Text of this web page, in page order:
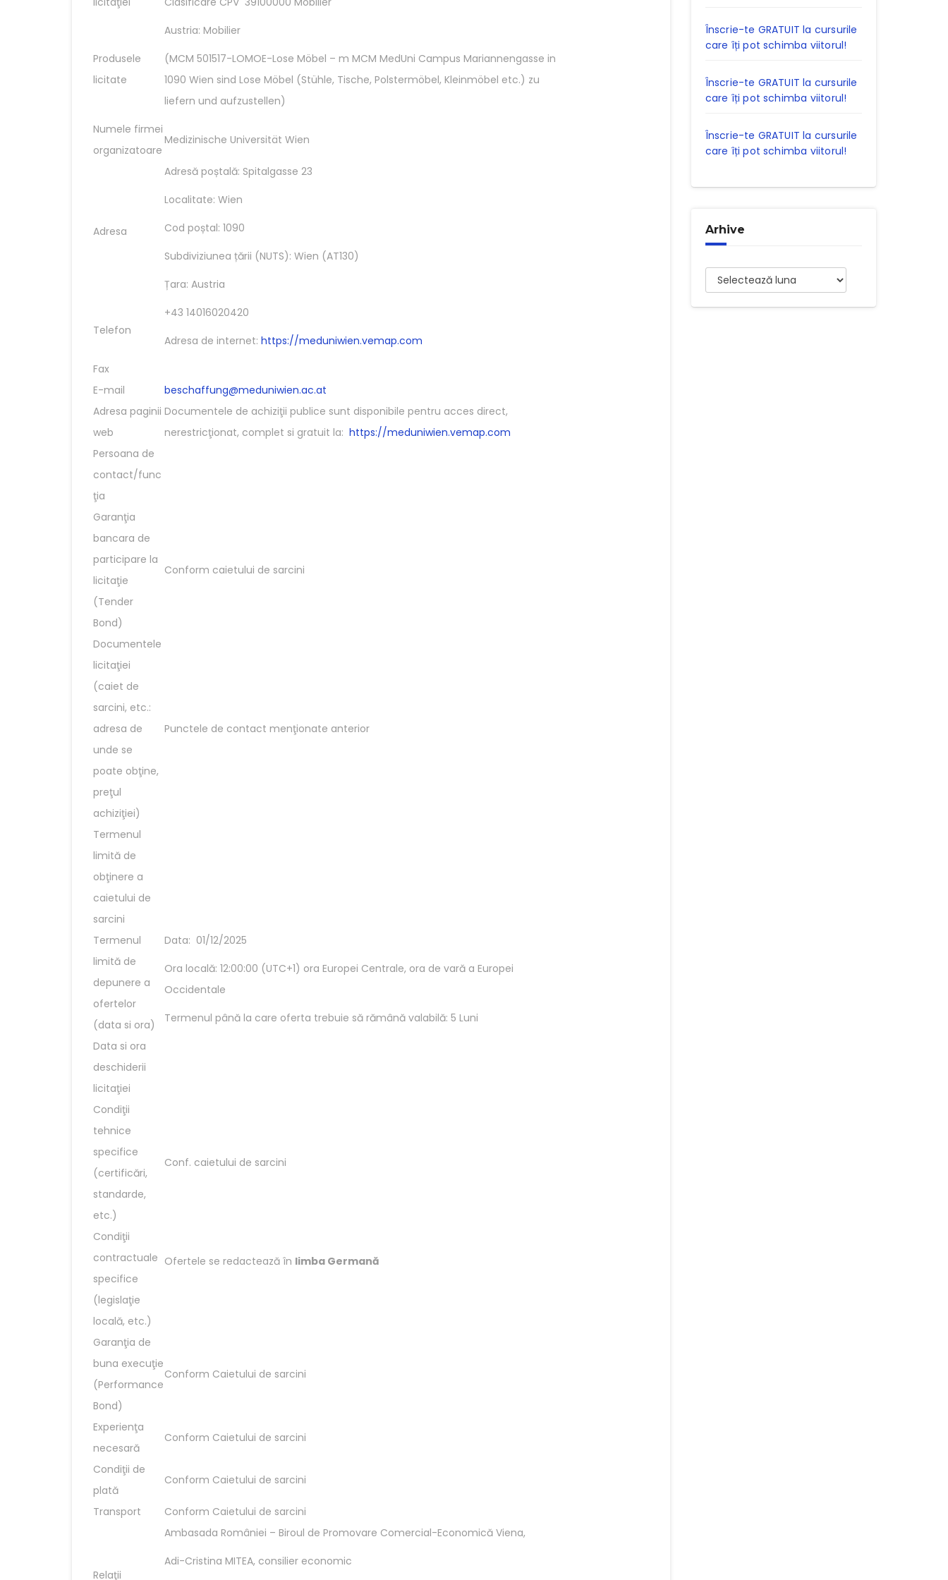
Produsele
licitate
Austria: Mobilier
(MCM 501517-LOMOE-Lose Möbel – m MCM MedUni Campus Mariannengasse in
1090 Wien sind Lose Möbel (Stühle, Tische, Polstermöbel, Kleinmöbel etc.) zu
liefern und aufzustellen)
Numele firmei
organizatoare
Medizinische Universität Wien
Adresa
Adresă poștală: Spitalgasse 23
Localitate: Wien
Cod poștal: 1090
Subdiviziunea țării (NUTS): Wien (AT130)
Țara: Austria
Telefon
+43 14016020420
Adresa de internet: https://meduniwien.vemap.com
Fax
E-mail
beschaffung@meduniwien.ac.at
Adresa paginii
web
Documentele de achiziţii publice sunt disponibile pentru acces direct,
nerestricţionat, complet si gratuit la: https://meduniwien.vemap.com
Persoana de
contact/func
ţia
Garanţia
bancara de
participare la
licitaţie
(Tender
Bond)
Conform caietului de sarcini
Documentele
licitaţiei
(caiet de
sarcini, etc.:
adresa de
unde se
poate obţine,
preţul
achiziţiei)
Punctele de contact menţionate anterior
Termenul
limită de
obţinere a
caietului de
sarcini
Termenul
limită de
depunere a
ofertelor
(data si ora)
Data: 01/12/2025
Ora locală: 12:00:00 (UTC+1) ora Europei Centrale, ora de vară a Europei
Occidentale
Termenul până la care oferta trebuie să rămână valabilă: 5 Luni
Data si ora
deschiderii
licitaţiei
Condiţii
tehnice
specifice
(certificări,
standarde,
etc.)
Conf. caietului de sarcini
Condiţii
contractuale
specifice
(legislaţie
locală, etc.)
Ofertele se redactează în limba Germană
Garanţia de
buna execuţie
(Performance
Bond)
Conform Caietului de sarcini
Experienţa
necesară
Conform Caietului de sarcini
Condiţii de
plată
Conform Caietului de sarcini
Transport Conform Caietului de sarcini
Relaţii
Ambasada României – Biroul de Promovare Comercial-Economică Viena,
Adi-Cristina MITEA, consilier economic
Înscrie-te GRATUIT la cursurile
care îți pot schimba viitorul!
Înscrie-te GRATUIT la cursurile
care îți pot schimba viitorul!
Înscrie-te GRATUIT la cursurile
care îți pot schimba viitorul!
Arhive
Arhive